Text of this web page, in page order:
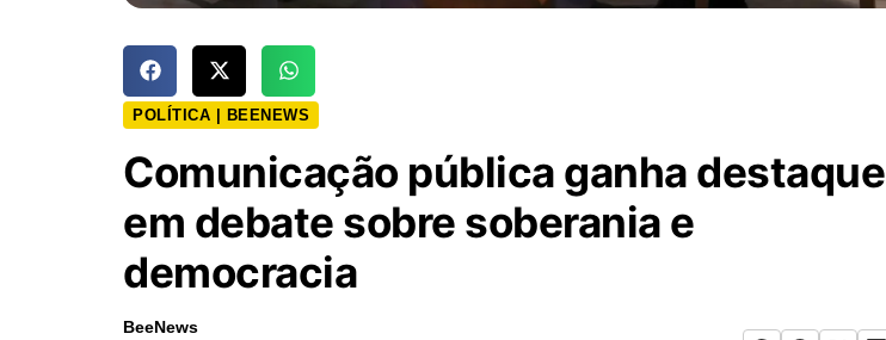
POLÍTICA | BEENEWS
Comunicação pública ganha destaque
em debate sobre soberania e
democracia
BeeNews